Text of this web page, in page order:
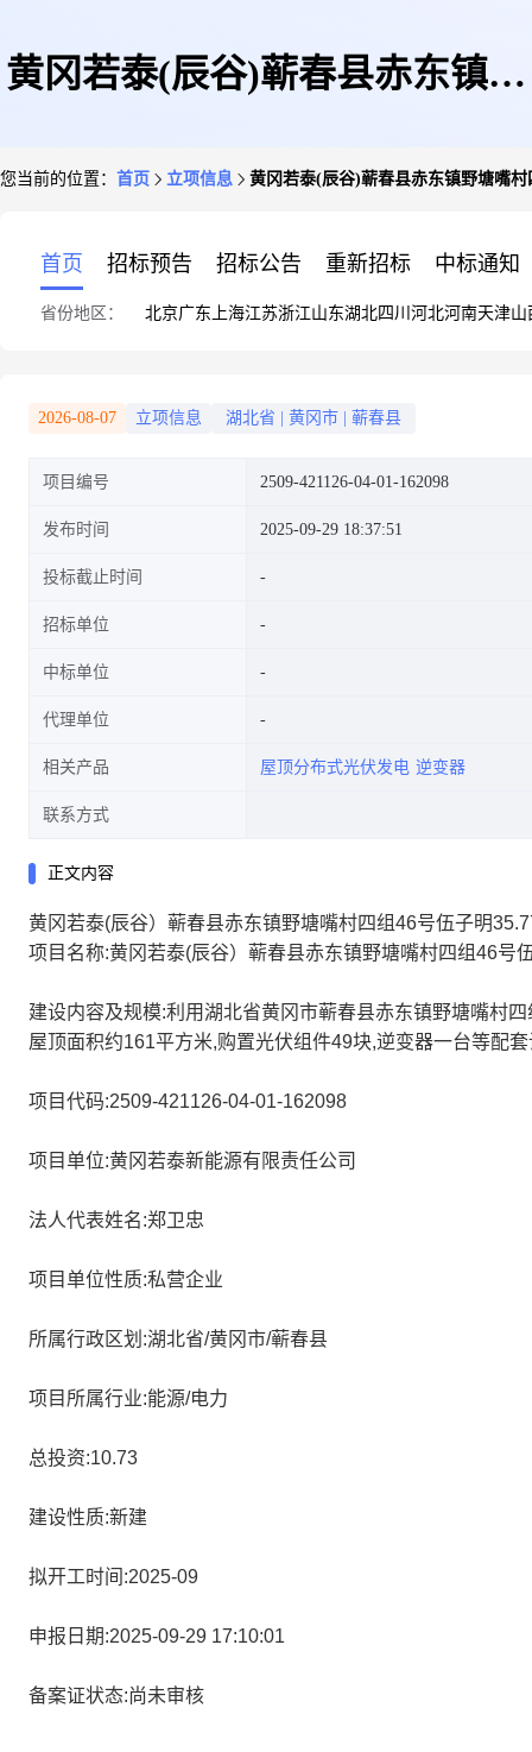
黄冈若泰(辰谷)蕲春县赤东镇野
项目
您当前的位置： 首页 立项信息 黄冈若泰(辰谷)蕲春县赤东镇野塘嘴
首页 招标预告 招标公告 重新招标 中标通知
省份地区： 北京广东 上海江苏浙江山东湖北四川 河北河南天津山
2026-08-07 立项信息 湖北省 黄冈市 蕲春县
项目编号 2509-421126-04-01-162098
发布时间 2025-09-29 18:37:51
投标截止时间
招标单位
中标单位
代理单位
相关产品 屋顶分布式光伏发电 逆变器
联系方式
正文内容
黄冈若泰(辰谷）蕲春县赤东镇野塘嘴村四组46号伍子明
项目名称:黄冈若泰(辰谷）蕲春县赤东镇野塘嘴村四组46号
建设内容及规模:利用湖北省黄冈市蕲春县赤东镇野塘嘴村
屋顶面积约161平方米,购置光伏组件49块,逆变器一台等配
项目代码:2509-421126-04-01-162098
项目单位:黄冈若泰新能源有限责任公司
法人代表姓名:郑卫忠
项目单位性质:私营企业
所属行政区划:湖北省/黄冈市/蕲春县
项目所属行业:能源/电力
总投资:10.73
建设性质:新建
拟开工时间:2025-09
申报日期:2025-09-29 17:10:01
备案证状态:尚未审核